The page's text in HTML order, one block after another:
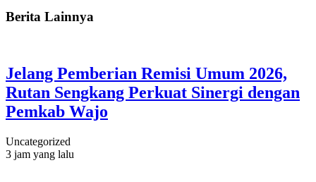
Berita Lainnya
Jelang Pemberian Remisi Umum 2026,
Rutan Sengkang Perkuat Sinergi dengan
Pemkab Wajo
Uncategorized
3 jam yang lalu